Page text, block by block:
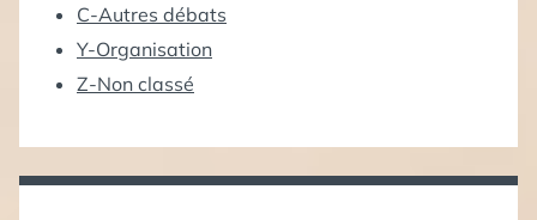
C-Autres débats
Y-Organisation
Z-Non classé